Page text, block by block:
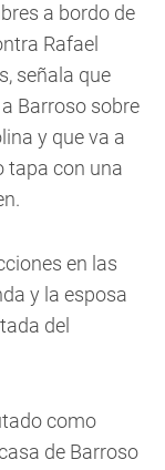
a bordo de
Rafael
señala que
a Barroso sobre
y que va a
tapa con una
en las
y la esposa
del
como
de Barroso